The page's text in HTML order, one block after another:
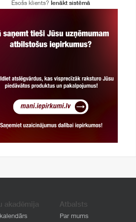
Esošs klients? Ienākt sistēmā
akadēmija Atbalsts
Par mums